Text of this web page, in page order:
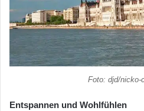
Foto: djd/nicko-
Entspannen und Wohlfühlen